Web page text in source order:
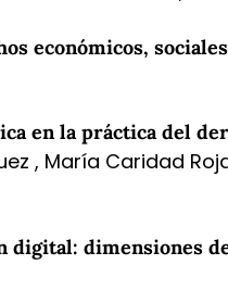
económicos,
en la práctica del
, María Caridad
dimensiones